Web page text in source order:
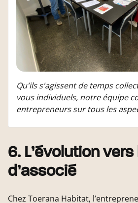
Qu'ils s'agissent de temps
vous individuels, notre équipe
entrepreneurs sur tous les
6. L’évolution
d’associé
Chez Toerana Habitat,